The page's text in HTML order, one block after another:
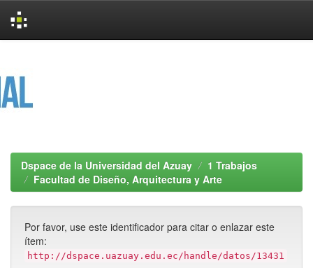
Dspace de la Universidad del Azuay
1 Trabajos
Facultad de Diseño, Arquitectura y Arte
Por favor, use este identificador para citar o enlazar este
ítem:
http://dspace.uazuay.edu.ec/handle/datos/13431